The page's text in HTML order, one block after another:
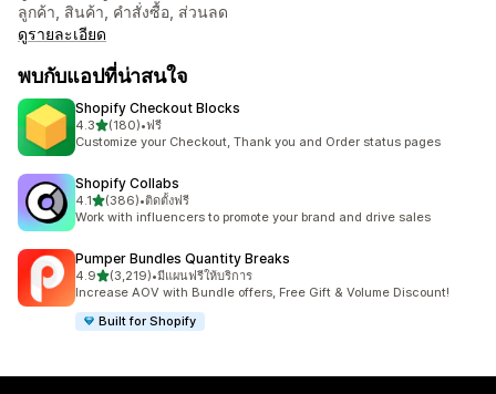
ลูกค้า, สินค้า, คำสั่งซื้อ, ส่วนลด
ดูรายละเอียด
พบกับแอปที่น่าสนใจ
Shopify Checkout Blocks
4.3เต็ม 5 ดาว
(180)
ทั้งหมด 180 รีวิว
•ฟรี
Customize your Checkout, Thank you and Order status pages
Shopify Collabs
4.1เต็ม 5 ดาว
(386)
ทั้งหมด 386 รีวิว
•ติดตั้งฟรี
Work with influencers to promote your brand and drive sales
Pumper Bundles Quantity Breaks
4.9เต็ม 5 ดาว
(3,219)
ทั้งหมด 3219 รีวิว
•มีแผนฟรีให้บริการ
Increase AOV with Bundle offers, Free Gift & Volume Discount!
Built for Shopify